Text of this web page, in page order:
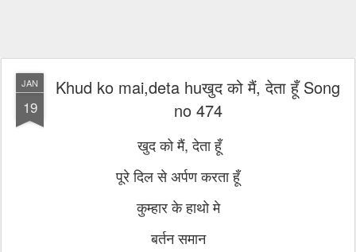
JAN
19
Khud ko mai,deta huखुद को मैं, देता हूँ Song
no 474
खुद को मैं, देता हूँ
पूरे दिल से अर्पण करता हूँ
कुम्हार के हाथो मे
बर्तन समान